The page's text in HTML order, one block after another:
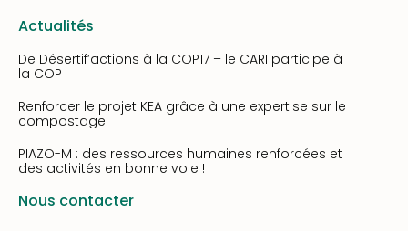
Actualités
De Désertif’actions à la COP17 – le CARI participe à
la COP
Renforcer le projet KEA grâce à une expertise sur le
compostage
PIAZO-M : des ressources humaines renforcées et
des activités en bonne voie !
Nous contacter